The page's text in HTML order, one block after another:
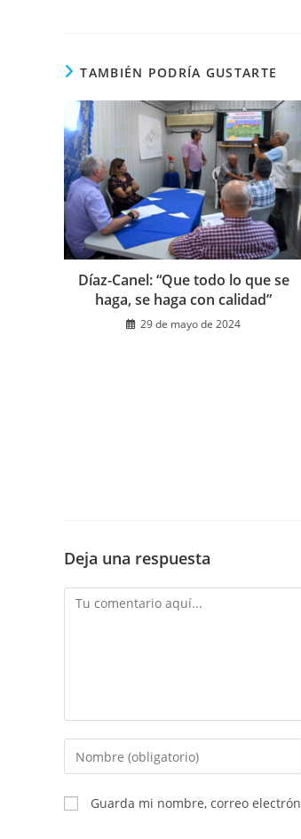
TAMBIÉN PODRÍA GUSTARTE
Díaz-Canel: “Que todo lo que se
haga, se haga con calidad”
29 de mayo de 2024
Deja una respuesta
Comentario
Introduce
tu
nombre
o
Guarda mi nombre, correo